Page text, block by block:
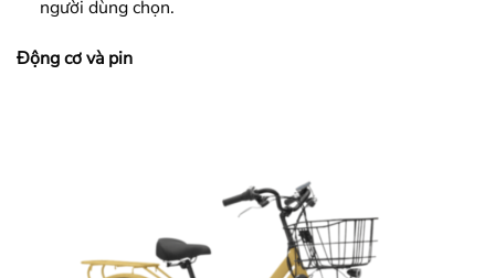
người dùng chọn.
Động cơ và pin